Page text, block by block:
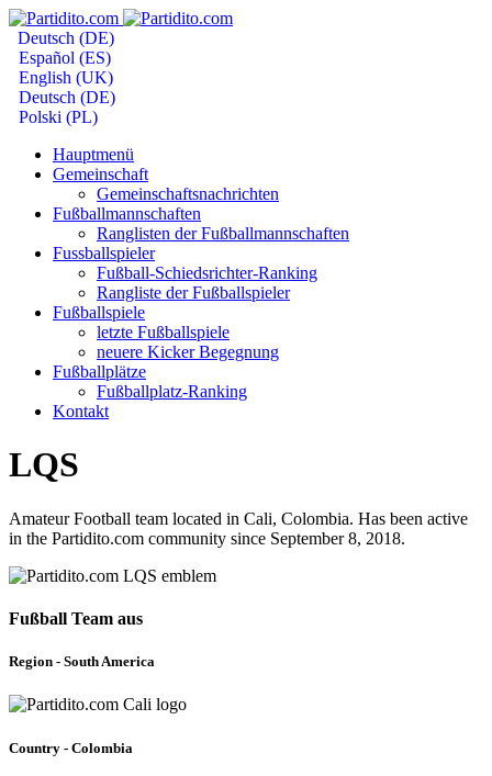
Deutsch (DE)
Español (ES)
English (UK)
Deutsch (DE)
Polski (PL)
Hauptmenü
Gemeinschaft
Gemeinschaftsnachrichten
Fußballmannschaften
Ranglisten der Fußballmannschaften
Fussballspieler
Fußball-Schiedsrichter-Ranking
Rangliste der Fußballspieler
Fußballspiele
letzte Fußballspiele
neuere Kicker Begegnung
Fußballplätze
Fußballplatz-Ranking
Kontakt
LQS
Amateur Football team located in Cali, Colombia. Has been active
in the Partidito.com community since September 8, 2018.
Fußball Team aus
Region - South America
Country - Colombia